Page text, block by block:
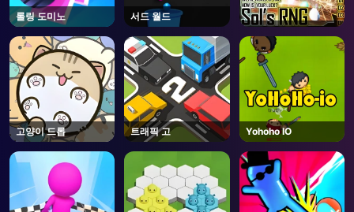
롤링 도미노 서드 월드
고양이 드롭 트래픽 고 Yohoho IO